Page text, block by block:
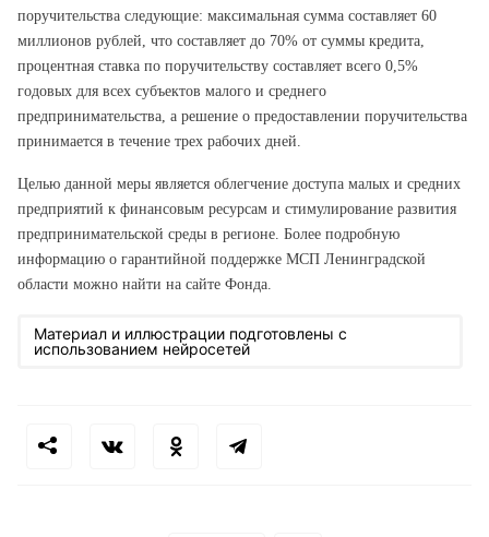
поручительства следующие: максимальная сумма составляет 60
миллионов рублей, что составляет до 70% от суммы кредита,
процентная ставка по поручительству составляет всего 0,5%
годовых для всех субъектов малого и среднего
предпринимательства, а решение о предоставлении поручительства
принимается в течение трех рабочих дней.
Целью данной меры является облегчение доступа малых и средних
предприятий к финансовым ресурсам и стимулирование развития
предпринимательской среды в регионе. Более подробную
информацию о гарантийной поддержке МСП Ленинградской
области можно найти на сайте Фонда.
Материал и иллюстрации подготовлены с
использованием нейросетей